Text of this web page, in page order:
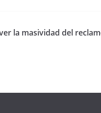
la masividad del